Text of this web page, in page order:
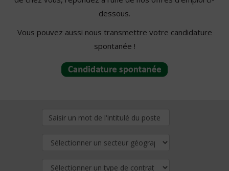
dessous.
Vous pouvez aussi nous transmettre votre candidature
spontanée !